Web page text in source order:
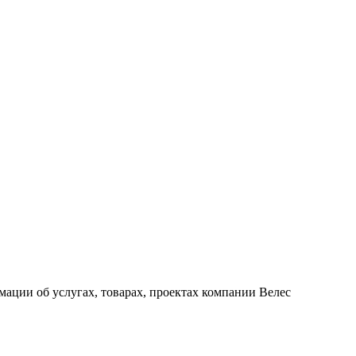
об услугах, товарах, проектах компании Велес